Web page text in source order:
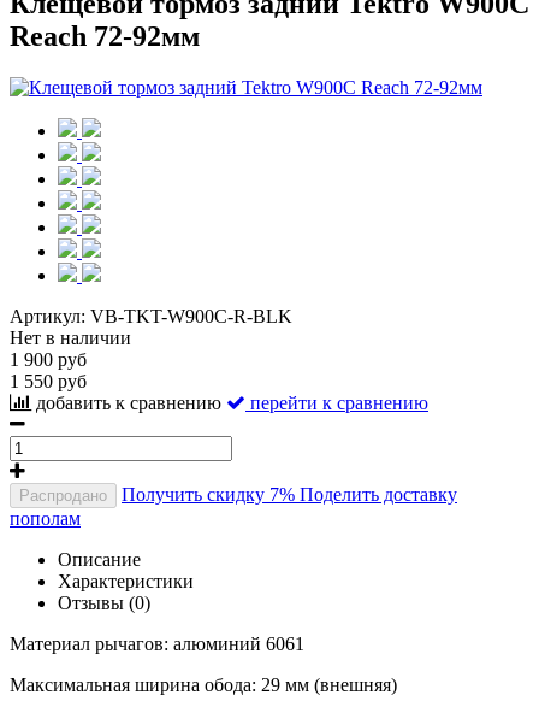
Reach 72-92мм
Артикул: VB-TKT-W900С-R-BLK
Нет в наличии
1 900 руб
1 550 руб
добавить к сравнению
перейти к сравнению
Распродано Получить скидку 7% Поделить доставку
пополам
Описание
Характеристики
Отзывы (0)
Материал рычагов: алюминий 6061
Максимальная ширина обода: 29 мм (внешняя)